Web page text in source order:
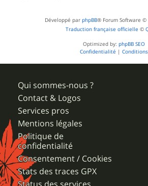
Développé par phpBB® Forum Software ©
Traduction française officielle ©
Optimized by: phpBB SEO
Confidentialité | Conditions
Qui sommes-nous ?
Contact & Logos
Services pros
Mentions légales
Politique de
confidentialité
Consentement / Cookies
Stats des traces GPX